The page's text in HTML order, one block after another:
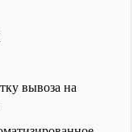
вывоза на